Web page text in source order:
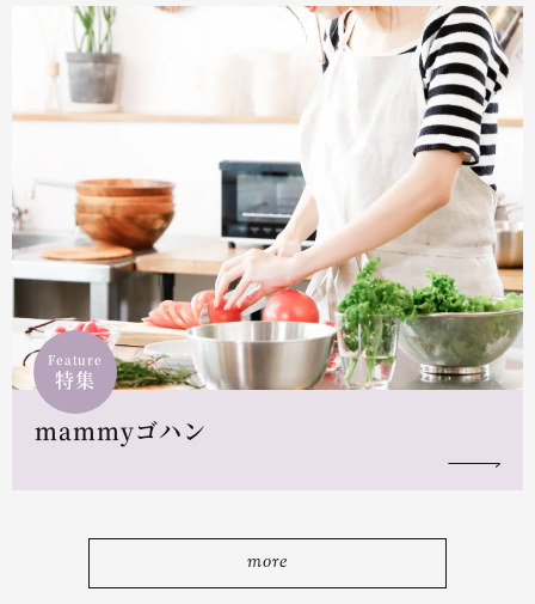
Feature
特集
mammyゴハン
more